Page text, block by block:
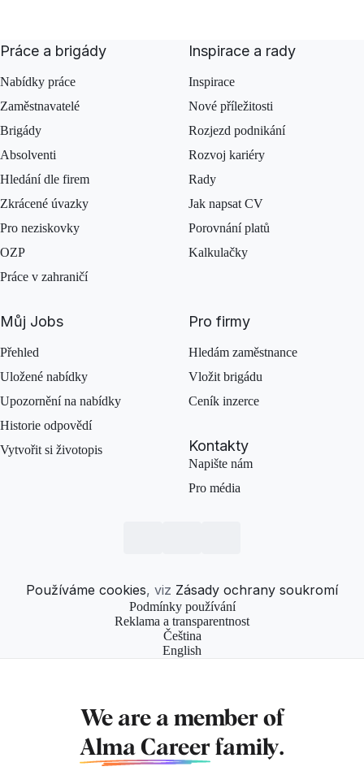
Práce a brigády
Nabídky práce
Zaměstnavatelé
Brigády
Absolventi
Hledání dle firem
Zkrácené úvazky
Pro neziskovky
OZP
Práce v zahraničí
Inspirace a rady
Inspirace
Nové příležitosti
Rozjezd podnikání
Rozvoj kariéry
Rady
Jak napsat CV
Porovnání platů
Kalkulačky
Můj Jobs
Přehled
Uložené nabídky
Upozornění na nabídky
Historie odpovědí
Vytvořit si životopis
Pro firmy
Hledám zaměstnance
Vložit brigádu
Ceník inzerce
Kontakty
Napište nám
Pro média
Používáme cookies, viz Zásady ochrany soukromí
Podmínky používání
Reklama a transparentnost
Čeština
English
We are a member of
Alma Career family.